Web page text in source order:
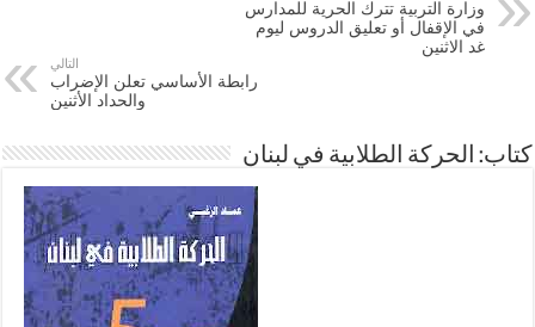
وزارة التربية تترك الحرية للمدارس
في الإقفال أو تعليق الدروس ليوم
غد الاثنين
التالي
رابطة الأساسي تعلن الإضراب
والحداد الأثنين
كتاب: الحركة الطلابية في لبنان